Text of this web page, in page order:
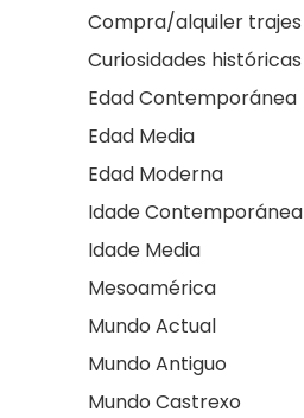
Compra/alquiler trajes
Curiosidades históricas
Edad Contemporánea
Edad Media
Edad Moderna
Idade Contemporánea
Idade Media
Mesoamérica
Mundo Actual
Mundo Antiguo
Mundo Castrexo